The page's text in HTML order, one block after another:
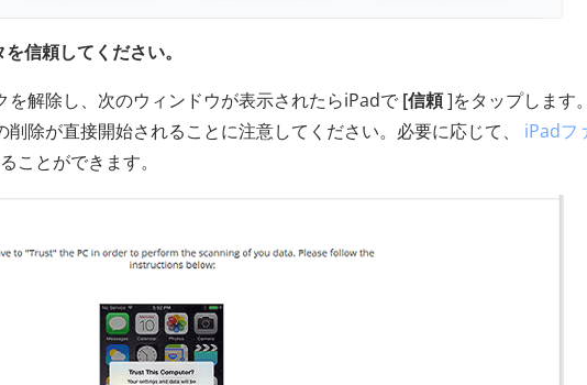
信頼してください。
解除し、次のウィンドウが表示されたらiPadで [信頼]をタップします
除が直接開始されることに注意してください。必要に応じて、 iPadフ
ことができます。